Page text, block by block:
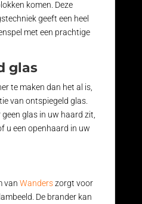
komen. Deze
geeft een heel
met een prachtige
glas
te maken dan het al is,
van ontspiegeld glas.
glas in uw haard zit,
u een openhaard in uw
van Wanderszorgt voor
De brander kan